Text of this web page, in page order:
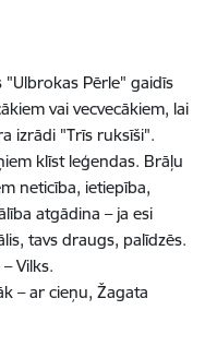
Pērle" gaidīs
vai vecvecākiem, lai
izrādi "Trīs ruksīši".
klīst leģendas. Brāļu
neticība, ietiepība,
atgādina – ja esi
tavs draugs, palīdzēs.
Vilks.
– ar cieņu, Žagata